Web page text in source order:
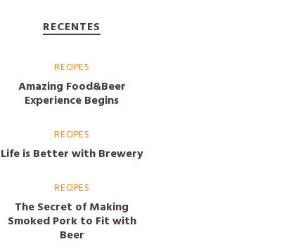
RECENTES
RECIPES
Amazing Food&Beer
Experience Begins
RECIPES
Life is Better with Brewery
RECIPES
The Secret of Making
Smoked Pork to Fit with
Beer